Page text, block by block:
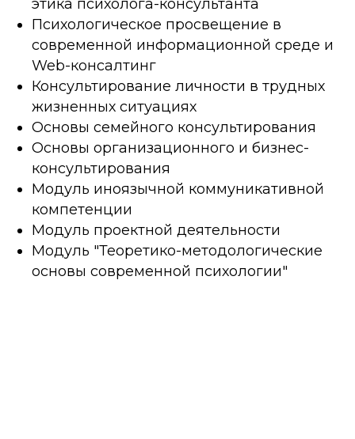
этика психолога-консультанта
Психологическое просвещение в
современной информационной среде и
Web-консалтинг
Консультирование личности в трудных
жизненных ситуациях
Основы семейного консультирования
Основы организационного и бизнес-
консультирования
Модуль иноязычной коммуникативной
компетенции
Модуль проектной деятельности
Модуль "Теоретико-методологические
основы современной психологии"